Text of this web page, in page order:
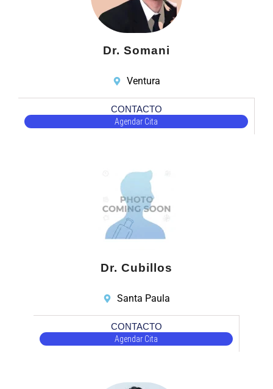
Dr. Somani
Ventura
CONTACTO
Agendar Cita
Dr. Cubillos
Santa Paula
CONTACTO
Agendar Cita